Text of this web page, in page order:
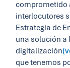
comprometido
interlocutores
Estrategia de
una solución a
digitalización
que tenemos